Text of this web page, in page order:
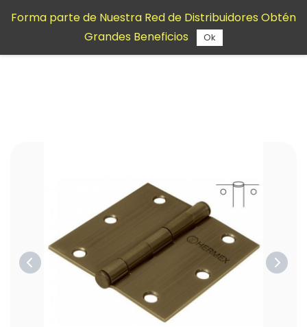
contenido
Forma parte de Nuestra Red de Distribuidores Obtén
Grandes Beneficios
Ok